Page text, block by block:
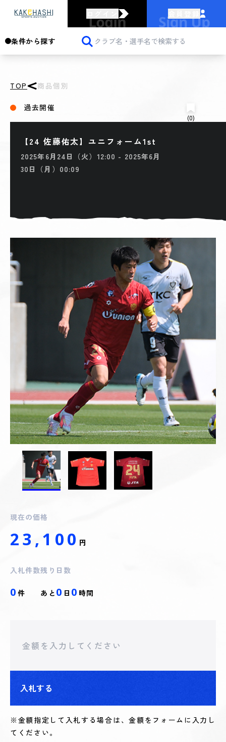
条件から探す
TOP 商品個別
過去開催
(0)
【24 佐藤佑太】ユニフォーム1st
2025年6月24日（火）12:00 - 2025年6月
30日（月）00:09
現在の価格
23,100 円
入札件数
0 件
残り日数
あと 0 日 0 時間
入札する
※金額指定して入札する場合は、金額をフォームに入力し
てください。